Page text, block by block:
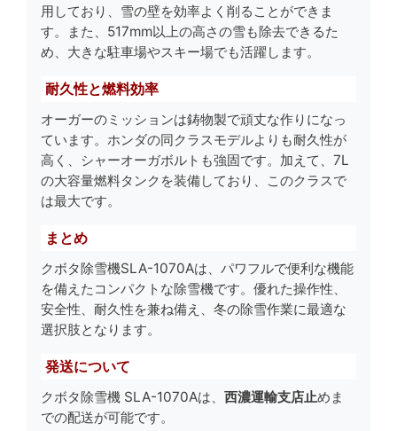
用しており、雪の壁を効率よく削ることができま
す。また、517mm以上の高さの雪も除去できるた
め、大きな駐車場やスキー場でも活躍します。
耐久性と燃料効率
オーガーのミッションは鋳物製で頑丈な作りになっ
ています。ホンダの同クラスモデルよりも耐久性が
高く、シャーオーガボルトも強固です。加えて、7L
の大容量燃料タンクを装備しており、このクラスで
は最大です。
まとめ
クボタ除雪機SLA-1070Aは、パワフルで便利な機能
を備えたコンパクトな除雪機です。優れた操作性、
安全性、耐久性を兼ね備え、冬の除雪作業に最適な
選択肢となります。
発送について
クボタ除雪機 SLA-1070Aは、 西濃運輸支店止めま
での配送が可能です。